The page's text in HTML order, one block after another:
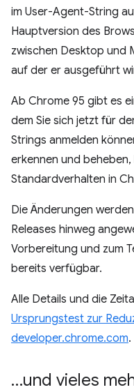
im User-Agent-String
Hauptversion des
zwischen Desktop und
auf der er ausgeführt
Ab Chrome 95 gibt es
dem Sie sich jetzt für
Strings anmelden
erkennen und
Standardverhalten in
Die Änderungen
Releases hinweg
Vorbereitung und zum
bereits verfügbar.
Alle Details und die
Ursprungstest zur
developer.chrome.com.
…und vieles